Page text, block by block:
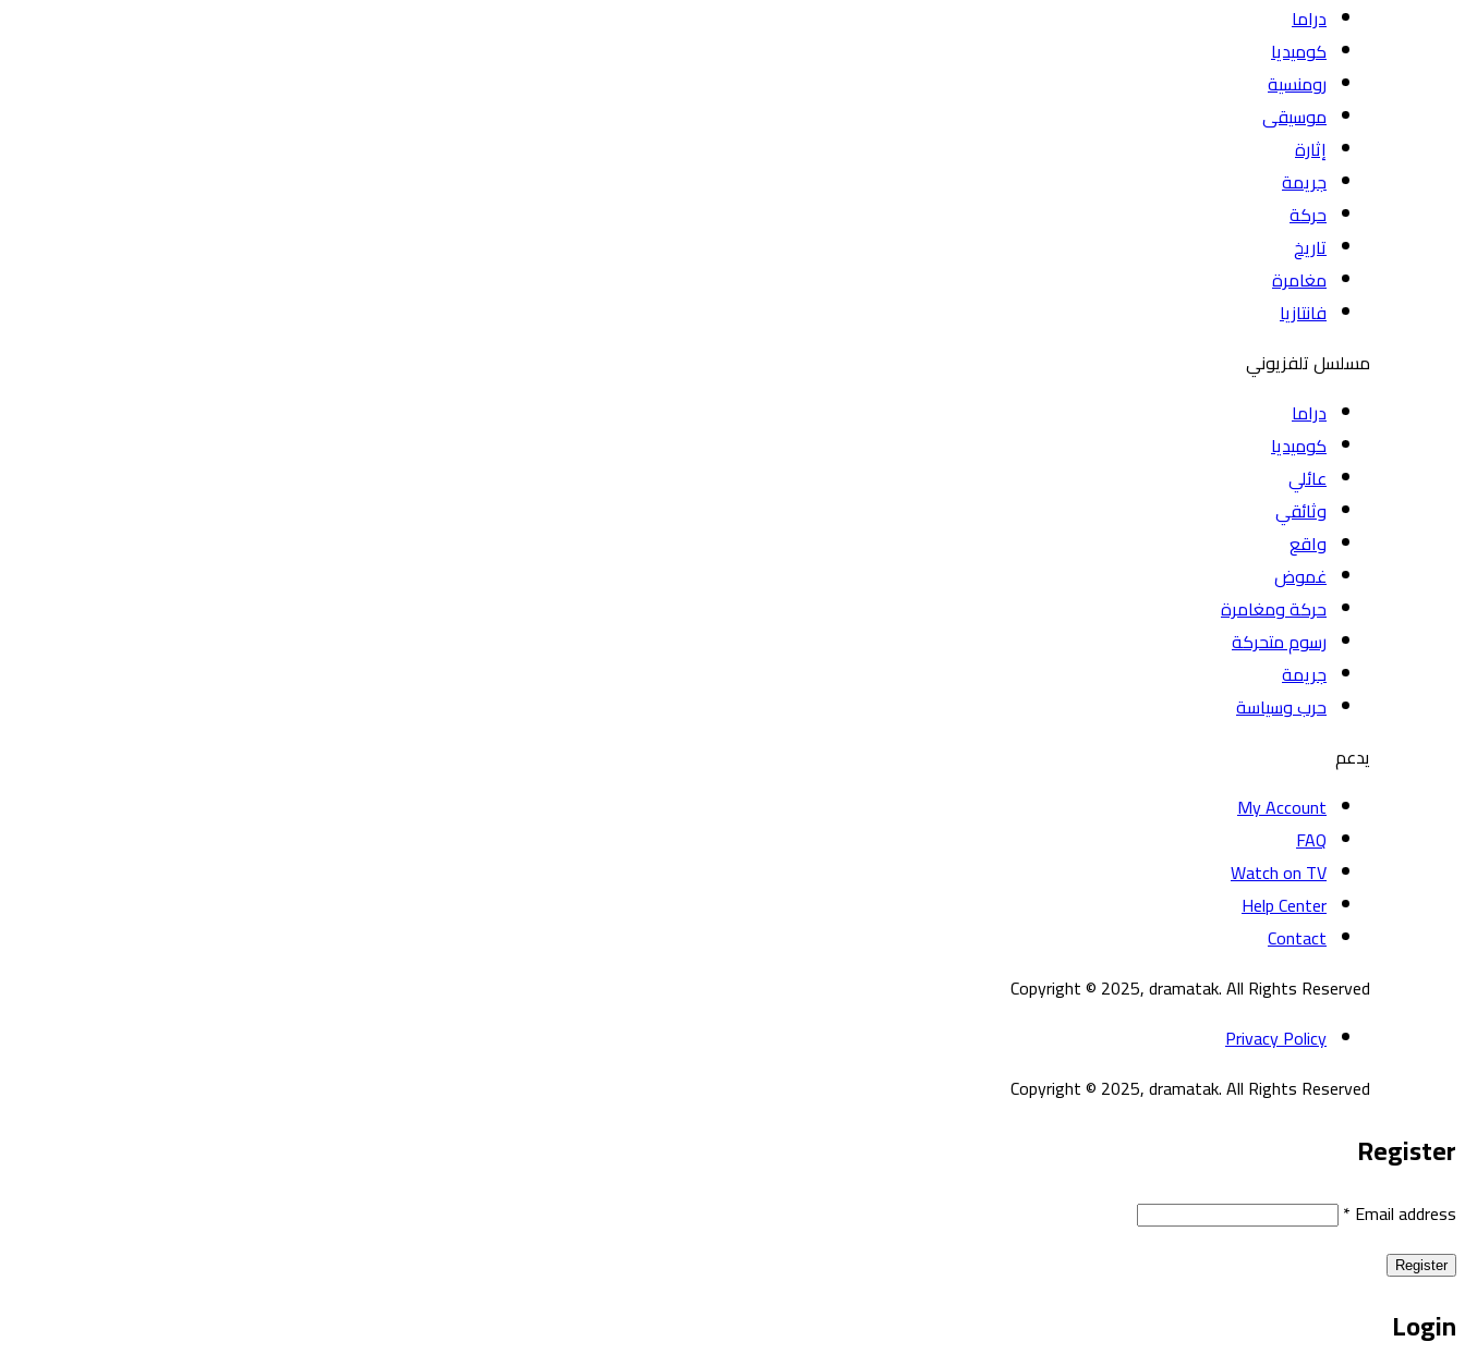
دراما
كوميديا
رومنسية
موسيقى
إثارة
جريمة
حركة
تاريخ
مغامرة
فانتازيا
مسلسل تلفزيوني
دراما
كوميديا
عائلي
وثائقي
واقع
غموض
حركة ومغامرة
رسوم متحركة
جريمة
حرب وسياسة
يدعم
My Account
FAQ
Watch on TV
Help Center
Contact
Copyright © 2025, dramatak. All Rights Reserved
Privacy Policy
Copyright © 2025, dramatak. All Rights Reserved
Register
Email address
*
Register
Login